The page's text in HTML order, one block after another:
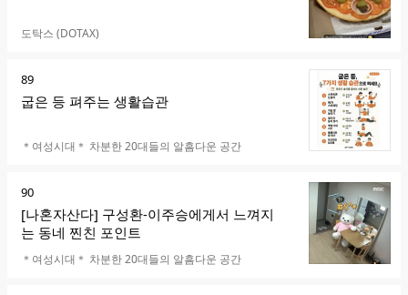
카페명
도탁스 (DOTAX)
순
위
89
굽은 등 펴주는 생활습관
카페명
＊여성시대＊ 차분한 20대들의 알흠다운 공간
순
위
90
[나혼자산다] 구성환-이주승에게서 느껴지
는 동네 찐친 포인트
카페명
＊여성시대＊ 차분한 20대들의 알흠다운 공간